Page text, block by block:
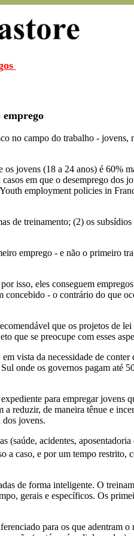
no campo do trabalho - jovens,
jovens (18 a 24 anos) é 60%
em que o desemprego dos
employment policies in
de treinamento; (2) os
emprego - e não o primeiro
isso, eles conseguem
- o contrário do que
que os projetos de
que se preocupe com esses
vista da necessidade de conter
onde os governos pagam até
para empregar jovens
reduzir, de maneira tênue e
dos jovens.
acidentes,
a caso, e por um tempo restrito,
de forma inteligente. O
gerais e específicos. Os
para os que adentram